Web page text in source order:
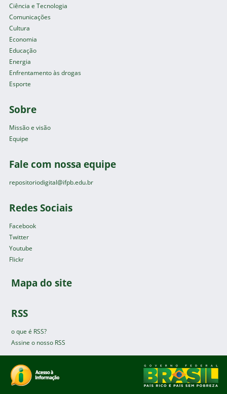
Ciência e Tecnologia
Comunicações
Cultura
Economia
Educação
Energia
Enfrentamento às drogas
Esporte
Sobre
Missão e visão
Equipe
Fale com nossa equipe
repositoriodigital@ifpb.edu.br
Redes Sociais
Facebook
Twitter
Youtube
Flickr
Mapa do site
RSS
o que é RSS?
Assine o nosso RSS